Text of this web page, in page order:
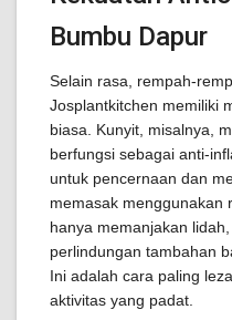
Bumbu Dapur
Selain rasa, rempah-
Josplantkitchen memiliki
biasa. Kunyit, misalnya,
berfungsi sebagai anti-
untuk pencernaan dan
memasak menggunakan
hanya memanjakan
perlindungan tambahan
Ini adalah cara paling
aktivitas yang padat.